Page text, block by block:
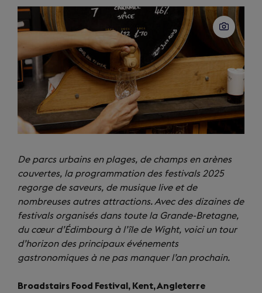
De parcs urbains en plages, de champs en arènes
couvertes, la programmation des festivals 2025
regorge de saveurs, de musique live et de
nombreuses autres attractions. Avec des dizaines de
festivals organisés dans toute la Grande-Bretagne,
du cœur d’Édimbourg à l’île de Wight, voici un tour
d’horizon des principaux événements
gastronomiques à ne pas manquer l’an prochain.
Broadstairs Food Festival, Kent, Angleterre